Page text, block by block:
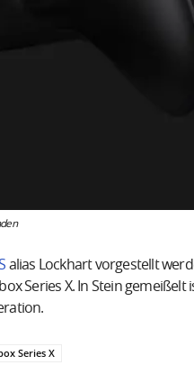
alias Lockhart vorgestellt
Series X. In Stein gemeißelt
Series X